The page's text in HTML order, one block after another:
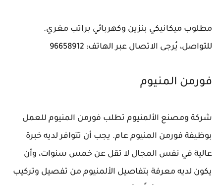
مطلوب ميكانيكي بنزين وكهربائي براتب مغري.
للتواصل، يُرجى الاتصال عبر الهاتف: 96658912
فورمن المنيوم
شركة ومصنع الألمنيوم تطلب فورمن المنيوم للعمل
بوظيفة فورمن المنيوم عام. يجب أن تتوافر لديه خبرة
عالية في نفس المجال لا تقل عن خمس سنوات، وأن
يكون لديه معرفة بتفاصيل الألمنيوم من تفصيل وتركيب